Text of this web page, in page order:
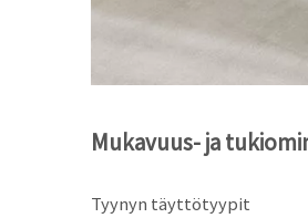
Mukavuus- ja
Tyynyn täyttötyypit